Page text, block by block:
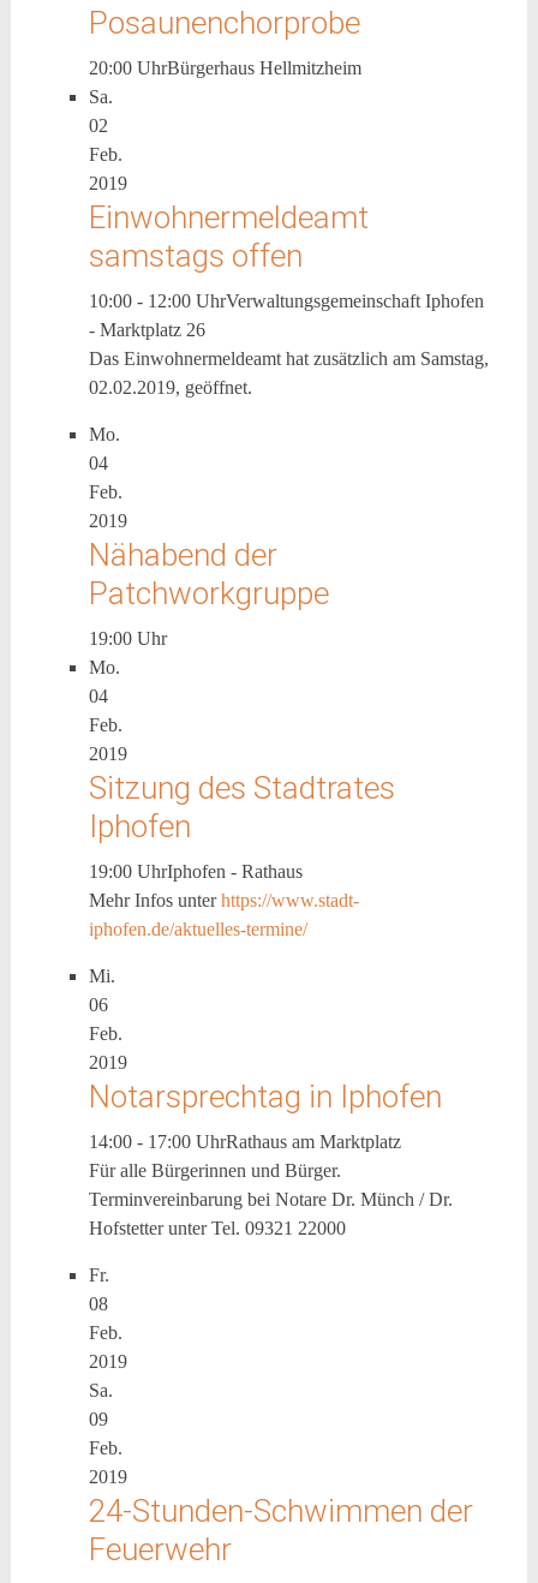
Posaunenchorprobe
20:00 UhrBürgerhaus Hellmitzheim
Sa.
02
Feb.
2019
Einwohnermeldeamt
samstags offen
10:00 - 12:00 UhrVerwaltungsgemeinschaft Iphofen
- Marktplatz 26
Das Einwohnermeldeamt hat zusätzlich am Samstag,
02.02.2019, geöffnet.
Mo.
04
Feb.
2019
Nähabend der
Patchworkgruppe
19:00 Uhr
Mo.
04
Feb.
2019
Sitzung des Stadtrates
Iphofen
19:00 UhrIphofen - Rathaus
Mehr Infos unterhttps://www.stadt-
iphofen.de/aktuelles-termine/
Mi.
06
Feb.
2019
Notarsprechtag in Iphofen
14:00 - 17:00 UhrRathaus am Marktplatz
Für alle Bürgerinnen und Bürger.
Terminvereinbarung bei Notare Dr. Münch / Dr.
Hofstetter unter Tel. 09321 22000
Fr.
08
Feb.
2019
Sa.
09
Feb.
2019
24-Stunden-Schwimmen der
Feuerwehr